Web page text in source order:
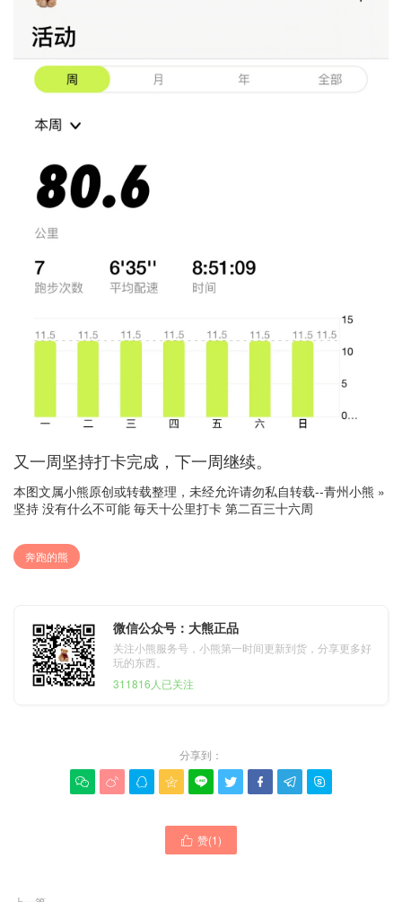
又一周坚持打卡完成，下一周继续。
本图文属小熊原创或转载整理，未经允许请勿私自转载--青州小熊 »
坚持 没有什么不可能 毎天十公里打卡 第二百三十六周
奔跑的熊
微信公众号：大熊正品
关注小熊服务号，小熊第一时间更新到货，分享更多好
玩的东西。
311816人已关注
分享到：
        
 赞(1)